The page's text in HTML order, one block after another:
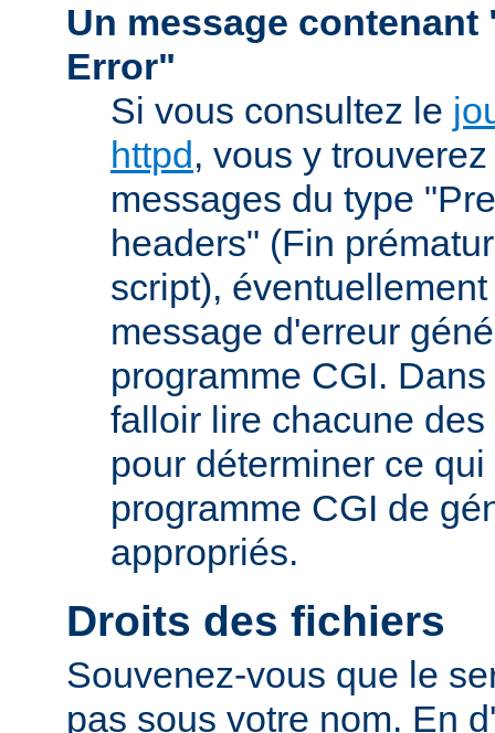
Un message contenant
Error"
Si vous consultez le
httpd, vous y
messages du type
headers" (Fin
script),
message d'erreur
programme CGI.
falloir lire chacune
pour déterminer ce
programme CGI de
appropriés.
Droits des fichiers
Souvenez-vous que le
pas sous votre nom. En